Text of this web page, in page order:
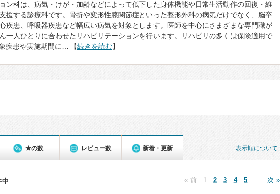
ン科は、病気・けが・加齢などによって低下した身体機能や日常生活動作の回復・維
援する診療科です。骨折や変形性膝関節症といった整形外科の病気だけでなく、脳卒
疾患、呼吸器疾患など幅広い病気を対象とします。医師を中心にさまざまな専門職が
一人ひとりに合わせたリハビリテーションを行います。リハビリの多くは保険適用で
疾患や実施期間に… 【続きを読む】
表示順について
★の数 レビュー数 新着・更新
中 « 前 1 2 3 4 5 次 »